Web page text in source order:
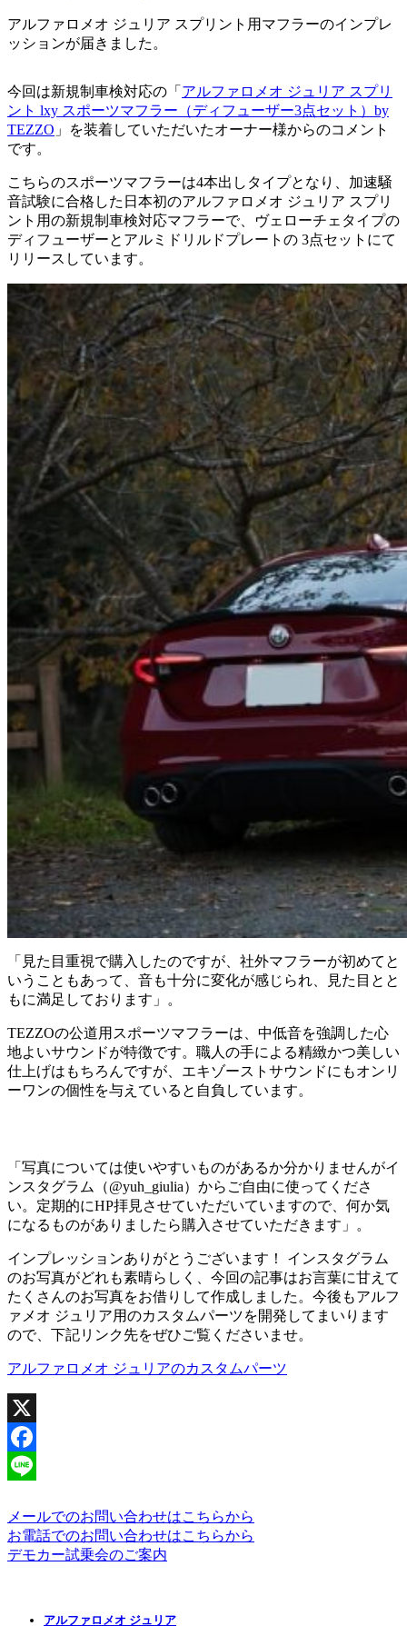
アルファロメオ ジュリア スプリント用マフラーのインプレ
ッションが届きました。
今回は新規制車検対応の 「 アルファロメオ ジュリア スプリ
ント lxy スポーツマフラー（ディフューザー3点セット）by
TEZZO 」を装着していただいたオーナー様からのコメント
です。
こちらのスポーツマフラーは4本出しタイプとなり、加速騒
音試験に合格した日本初のアルファロメオ ジュリア スプリ
ント用の新規制車検対応マフラーで、ヴェローチェタイプの
ディフューザーとアルミドリルドプレートの 3点セットにて
リリースしています。
「見た目重視で購入したのですが、社外マフラーが初めてと
いうこともあって、音も十分に変化が感じられ、見た目とと
もに満足しております」。
TEZZOの公道用スポーツマフラーは、中低音を強調した心
地よいサウンドが特徴です。職人の手による精緻かつ美しい
仕上げはもちろんですが、エキゾーストサウンドにもオンリ
ーワンの個性を与えていると自負しています。
「写真については使いやすいものがあるか分かりませんがイ
ンスタグラム（@yuh_giulia）からご自由に使ってくださ
い。定期的にHP拝見させていただいていますので、何か気
になるものがありましたら購入させていただきます」。
インプレッションありがとうございます！ インスタグラム
のお写真がどれも素晴らしく、今回の記事はお言葉に甘えて
たくさんのお写真をお借りして作成しました。今後もアルフ
ァメオ ジュリア用のカスタムパーツを開発してまいります
ので、下記リンク先をぜひご覧くださいませ。
アルファロメオ ジュリアのカスタムパーツ
X
Facebook
メールでのお問い合わせはこちらから
お電話でのお問い合わせはこちらから
デモカー試乗会のご案内
アルファロメオ ジュリア